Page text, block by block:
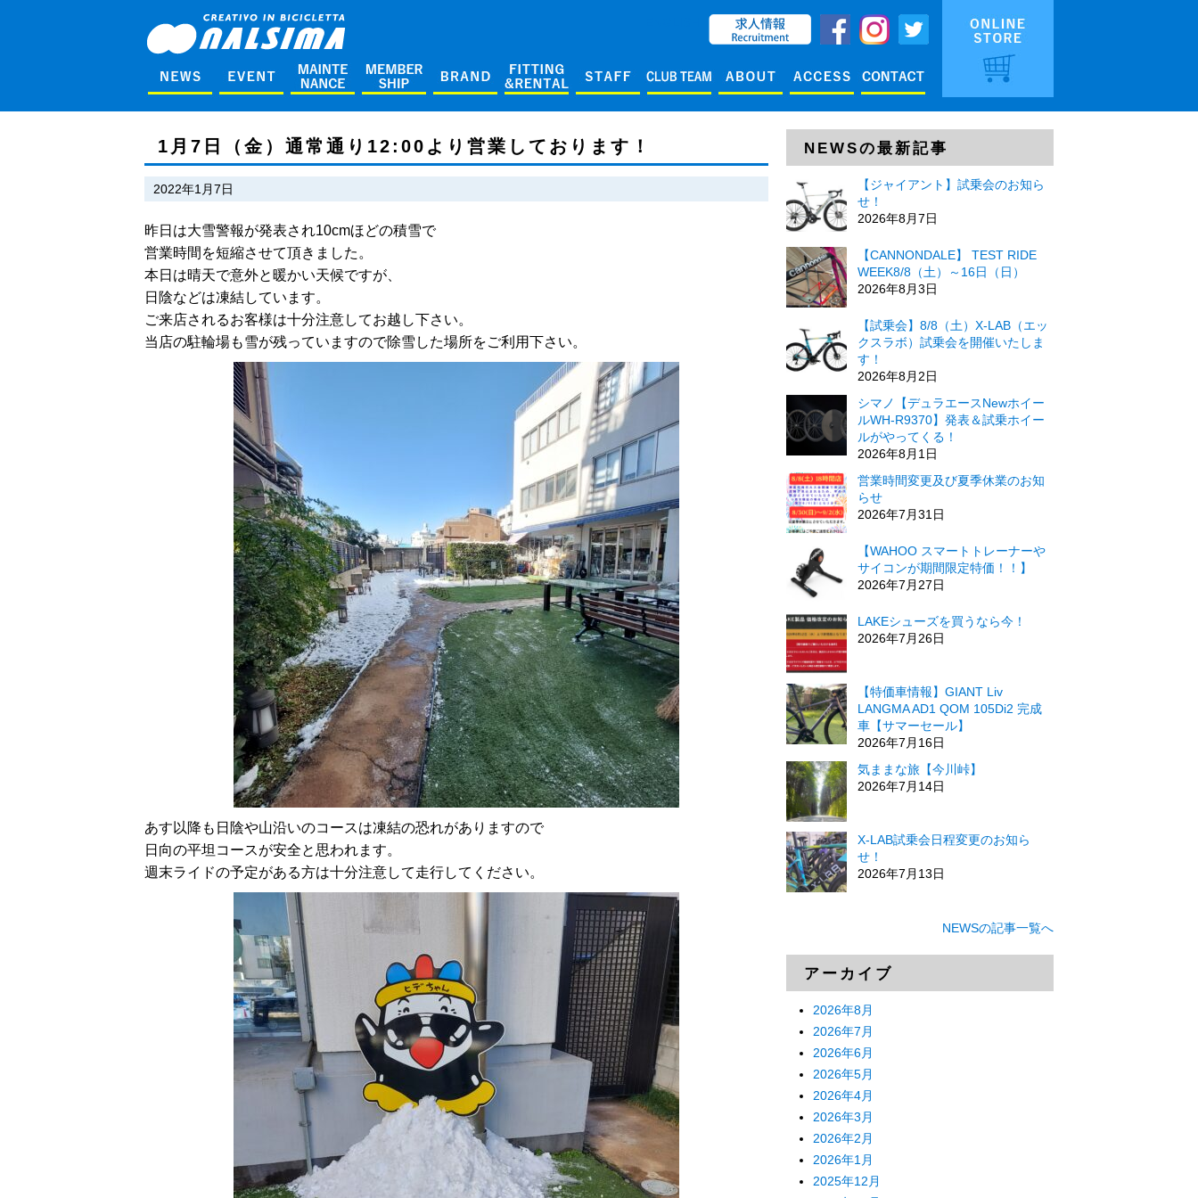
1月7日（金）通常通り12:00より営業しております！
2022年1月7日
昨日は大雪警報が発表され10cmほどの積雪で
営業時間を短縮させて頂きました。
本日は晴天で意外と暖かい天候ですが、
日陰などは凍結しています。
ご来店されるお客様は十分注意してお越し下さい。
当店の駐輪場も雪が残っていますので除雪した場所をご利用下さい。
あす以降も日陰や山沿いのコースは凍結の恐れがありますので
日向の平坦コースが安全と思われます。
週末ライドの予定がある方は十分注意して走行してください。
NEWSの最新記事
【ジャイアント】試乗会のお知ら
せ！
2026年8月7日
【CANNONDALE】 TEST RIDE
WEEK8/8（土）～16日（日）
2026年8月3日
【試乗会】8/8（土）X-LAB（エッ
クスラボ）試乗会を開催いたしま
す！
2026年8月2日
シマノ【デュラエースNewホイー
ルWH-R9370】発表＆試乗ホイー
ルがやってくる！
2026年8月1日
営業時間変更及び夏季休業のお知
らせ
2026年7月31日
【WAHOO スマートトレーナーや
サイコンが期間限定特価！！】
2026年7月27日
LAKEシューズを買うなら今！
2026年7月26日
【特価車情報】GIANT Liv
LANGMA AD1 QOM 105Di2 完成
車【サマーセール】
2026年7月16日
気ままな旅【今川峠】
2026年7月14日
X-LAB試乗会日程変更のお知ら
せ！
2026年7月13日
NEWSの記事一覧へ
アーカイブ
2026年8月
2026年7月
2026年6月
2026年5月
2026年4月
2026年3月
2026年2月
2026年1月
2025年12月